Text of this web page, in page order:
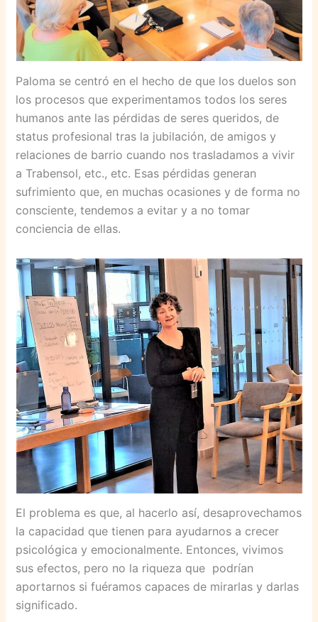
Paloma se centró en el hecho de que los duelos son
los procesos que experimentamos todos los seres
humanos ante las pérdidas de seres queridos, de
status profesional tras la jubilación, de amigos y
relaciones de barrio cuando nos trasladamos a vivir
a Trabensol, etc., etc. Esas pérdidas generan
sufrimiento que, en muchas ocasiones y de forma no
consciente, tendemos a evitar y a no tomar
conciencia de ellas.
El problema es que, al hacerlo así, desaprovechamos
la capacidad que tienen para ayudarnos a crecer
psicológica y emocionalmente. Entonces, vivimos
sus efectos, pero no la riqueza que podrían
aportarnos si fuéramos capaces de mirarlas y darlas
significado.